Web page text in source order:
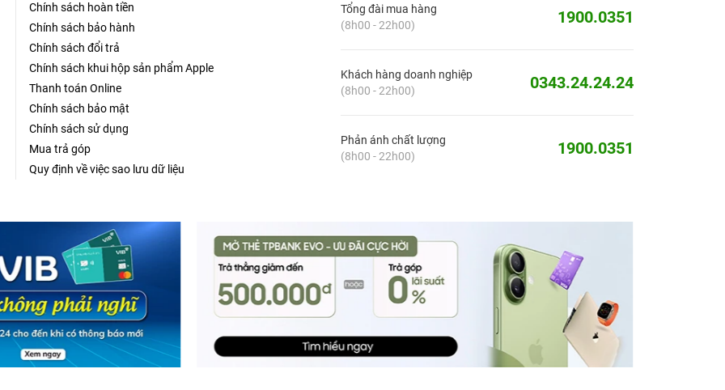
Chính sách hoàn tiền
Chính sách bảo hành
Chính sách đổi trả
Chính sách khui hộp sản phẩm Apple
Thanh toán Online
Chính sách bảo mật
Chính sách sử dụng
Mua trả góp
Quy định về việc sao lưu dữ liệu
Tổng đài mua hàng
(8h00 - 22h00)
1900.0351
Khách hàng doanh nghiệp
(8h00 - 22h00)
0343.24.24.24
Phản ánh chất lượng
(8h00 - 22h00)
1900.0351